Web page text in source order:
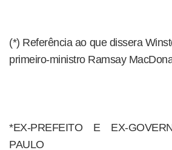
(*) Referência ao que dissera
primeiro-ministro Ramsay
*EX-PREFEITO E EX-
PAULO